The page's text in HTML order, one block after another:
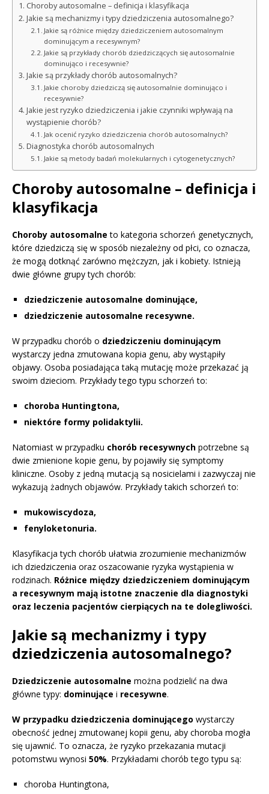
Choroby autosomalne – definicja i klasyfikacja
Jakie są mechanizmy i typy dziedziczenia autosomalnego?
Jakie są różnice między dziedziczeniem autosomalnym
dominującym a recesywnym?
Jakie są przykłady chorób dziedziczących się autosomalnie
dominująco i recesywnie?
Jakie są przykłady chorób autosomalnych?
Jakie choroby dziedziczą się autosomalnie dominująco i
recesywnie?
Jakie jest ryzyko dziedziczenia i jakie czynniki wpływają na
wystąpienie chorób?
Jak ocenić ryzyko dziedziczenia chorób autosomalnych?
Diagnostyka chorób autosomalnych
Jakie są metody badań molekularnych i cytogenetycznych?
Choroby autosomalne – definicja i
klasyfikacja
Choroby autosomalne to kategoria schorzeń genetycznych,
które dziedziczą się w sposób niezależny od płci, co oznacza,
że mogą dotknąć zarówno mężczyzn, jak i kobiety. Istnieją
dwie główne grupy tych chorób:
dziedziczenie autosomalne dominujące,
dziedziczenie autosomalne recesywne.
W przypadku chorób o dziedziczeniu dominującym
wystarczy jedna zmutowana kopia genu, aby wystąpiły
objawy. Osoba posiadająca taką mutację może przekazać ją
swoim dzieciom. Przykłady tego typu schorzeń to:
choroba Huntingtona,
niektóre formy polidaktylii.
Natomiast w przypadku chorób recesywnych potrzebne są
dwie zmienione kopie genu, by pojawiły się symptomy
kliniczne. Osoby z jedną mutacją są nosicielami i zazwyczaj nie
wykazują żadnych objawów. Przykłady takich schorzeń to:
mukowiscydoza,
fenyloketonuria.
Klasyfikacja tych chorób ułatwia zrozumienie mechanizmów
ich dziedziczenia oraz oszacowanie ryzyka wystąpienia w
rodzinach. Różnice między dziedziczeniem dominującym
a recesywnym mają istotne znaczenie dla diagnostyki
oraz leczenia pacjentów cierpiących na te dolegliwości.
Jakie są mechanizmy i typy
dziedziczenia autosomalnego?
Dziedziczenie autosomalne można podzielić na dwa
główne typy: dominujące i recesywne.
W przypadku dziedziczenia dominującego wystarczy
obecność jednej zmutowanej kopii genu, aby choroba mogła
się ujawnić. To oznacza, że ryzyko przekazania mutacji
potomstwu wynosi 50%. Przykładami chorób tego typu są:
choroba Huntingtona,